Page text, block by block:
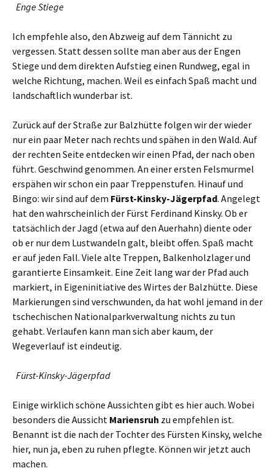
Enge Stiege
Ich empfehle also, den Abzweig auf dem Tännicht zu
vergessen. Statt dessen sollte man aber aus der Engen
Stiege und dem direkten Aufstieg einen Rundweg, egal in
welche Richtung, machen. Weil es einfach Spaß macht und
landschaftlich wunderbar ist.
Zurück auf der Straße zur Balzhütte folgen wir der wieder
nur ein paar Meter nach rechts und spähen in den Wald. Auf
der rechten Seite entdecken wir einen Pfad, der nach oben
führt. Geschwind genommen. An einer ersten Felsmurmel
erspähen wir schon ein paar Treppenstufen. Hinauf und
Bingo: wir sind auf dem Fürst-Kinsky-Jägerpfad. Angelegt
hat den wahrscheinlich der Fürst Ferdinand Kinsky. Ob er
tatsächlich der Jagd (etwa auf den Auerhahn) diente oder
ob er nur dem Lustwandeln galt, bleibt offen. Spaß macht
er auf jeden Fall. Viele alte Treppen, Balkenholzlager und
garantierte Einsamkeit. Eine Zeit lang war der Pfad auch
markiert, in Eigeninitiative des Wirtes der Balzhütte. Diese
Markierungen sind verschwunden, da hat wohl jemand in der
tschechischen Nationalparkverwaltung nichts zu tun
gehabt. Verlaufen kann man sich aber kaum, der
Wegeverlauf ist eindeutig.
Fürst-Kinsky-Jägerpfad
Einige wirklich schöne Aussichten gibt es hier auch. Wobei
besonders die Aussicht Mariensruh zu empfehlen ist.
Benannt ist die nach der Tochter des Fürsten Kinsky, welche
hier, nun ja, eben zu ruhen pflegte. Können wir jetzt auch
machen.